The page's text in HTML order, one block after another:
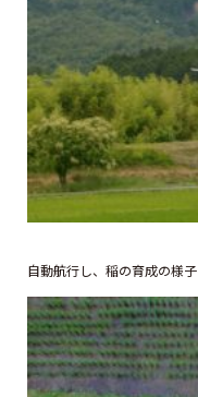
自動航行し、稲の育成の様